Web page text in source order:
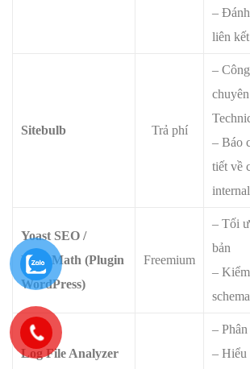
–
liên
Sitebulb Trả phí
–
– Báo
tiết về
Yoast SEO /
RankMath (Plugin
WordPress)
Freemium
– Tối
bản
–
Log File Analyzer
–
– Hiểu